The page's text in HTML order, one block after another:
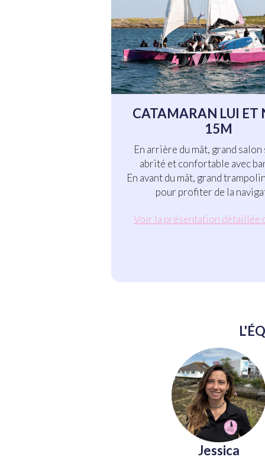
CATAMARAN LUI ET
15M
En arrière du mât, grand
abrité et confortable avec
En avant du mât, grand
pour profiter de la
Voir la présentation détaillée
Jessica